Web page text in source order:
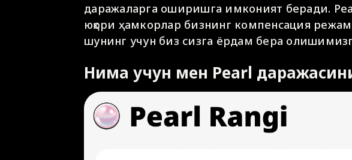
даражаларга оширишга имконият беради.
юқори ҳамкорлар бизнинг компенсация
шунинг учун биз сизга ёрдам бера
Нима учун мен Pearl